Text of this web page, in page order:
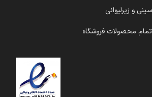
سینی و زیرلیوانی
تمام محصولات فروشگاه